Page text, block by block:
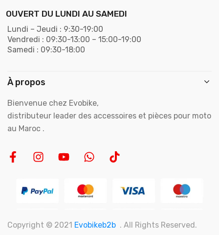
OUVERT DU LUNDI AU SAMEDI
Lundi – Jeudi : 9:30-19:00
Vendredi : 09:30-13:00 – 15:00-19:00
Samedi : 09:30-18:00
À propos
Bienvenue chez Evobike,
distributeur leader des accessoires et pièces pour moto
au Maroc .
Copyright © 2021 Evobikeb2b . All Rights Reserved.